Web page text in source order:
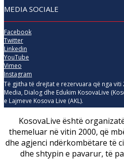
MEDIA SOCIALE
Facebook
Twitter
Linkedin
YouTube
Vimeo
Instagram
Të gjitha të drejtat e rezervuara që nga
Media, Dialog dhe Edukim KosovaLive
e Lajmeve Kosova Live (AKL).
KosovaLive është
themeluar në vitin 2000, që
dhe agjenci ndërkombëtare të
dhe shtypin e pavarur, të